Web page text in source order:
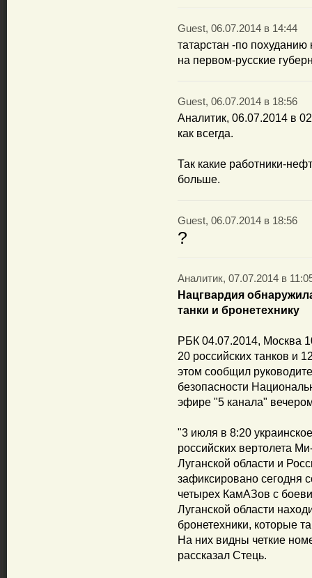
Guest, 06.07.2014 в 14:44
татарстан -по
на первом-русские
Guest, 06.07.2014 в 18:56
Аналитик, 06.07.2014 в
как всегда.
Так какие работники-
больше.
Guest, 06.07.2014 в 18:56
?
Аналитик, 07.07.2014 в
Нацгвардия
танки и бронетехнику
РБК 04.07.2014, Москва
20 российских танков и
этом сообщил
безопасности
эфире "5 канала"
"3 июля в 8:20
российских вертолета
Луганской области и
зафиксировано сегодня
четырех КамАЗов с
Луганской области
бронетехники, которые
На них видны четкие
рассказал Стець.